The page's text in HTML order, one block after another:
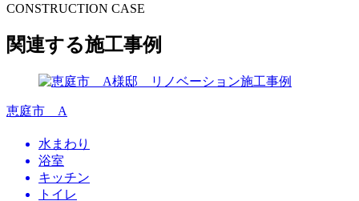
CONSTRUCTION CASE
関連する施工事例
恵庭市 A
水まわり
浴室
キッチン
トイレ